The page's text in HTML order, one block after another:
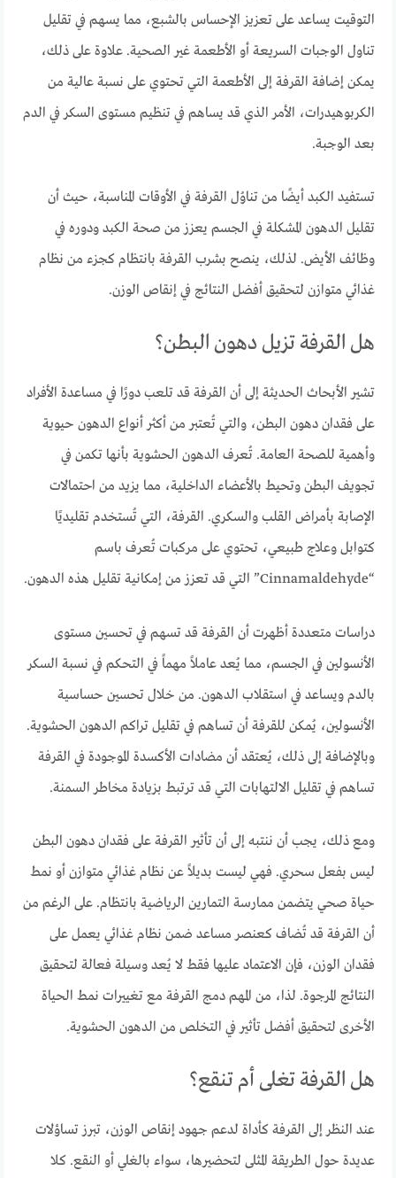
التوقيت يساعد على تعزيز الإحساس بالشبع، مما يسهم في تقليل
تناول الوجبات السريعة أو الأطعمة غير الصحية. علاوة على ذلك،
يمكن إضافة القرفة إلى الأطعمة التي تحتوي على نسبة عالية من
الكربوهيدرات، الأمر الذي قد يساهم في تنظيم مستوى السكر في الدم
بعد الوجبة.
تستفيد الكبد أيضًا من تناوُل القرفة في الأوقات المناسبة، حيث أن
تقليل الدهون المشكلة في الجسم يعزز من صحة الكبد ودوره في
وظائف الأيض. لذلك، ينصح بشرب القرفة بانتظام كجزء من نظام
غذائي متوازن لتحقيق أفضل النتائج في إنقاص الوزن.
هل القرفة تزيل دهون البطن؟
تشير الأبحاث الحديثة إلى أن القرفة قد تلعب دورًا في مساعدة الأفراد
على فقدان دهون البطن، والتي تُعتبر من أكثر أنواع الدهون حيوية
وأهمية للصحة العامة. تُعرف الدهون الحشوية بأنها تكمن في
تجويف البطن وتحيط بالأعضاء الداخلية، مما يزيد من احتمالات
الإصابة بأمراض القلب والسكري. القرفة، التي تُستخدم تقليديًا
كتوابل وعلاج طبيعي، تحتوي على مركبات تُعرف باسم
“Cinnamaldehyde” التي قد تعزز من إمكانية تقليل هذه الدهون.
دراسات متعددة أظهرت أن القرفة قد تسهم في تحسين مستوى
الأنسولين في الجسم، مما يُعد عاملاً مهماً في التحكم في نسبة السكر
بالدم ويساعد في استقلاب الدهون. من خلال تحسين حساسية
الأنسولين، يُمكن للقرفة أن تساهم في تقليل تراكم الدهون الحشوية.
وبالإضافة إلى ذلك، يُعتقد أن مضادات الأكسدة الموجودة في القرفة
تساهم في تقليل الالتهابات التي قد ترتبط بزيادة مخاطر السمنة.
ومع ذلك، يجب أن ننتبه إلى أن تأثير القرفة على فقدان دهون البطن
ليس بفعل سحري. فهي ليست بديلاً عن نظام غذائي متوازن أو نمط
حياة صحي يتضمن ممارسة التمارين الرياضية بانتظام. على الرغم من
أن القرفة قد تُضاف كعنصر مساعد ضمن نظام غذائي يعمل على
فقدان الوزن، فإن الاعتماد عليها فقط لا يُعد وسيلة فعالة لتحقيق
النتائج المرجوة. لذا، من المهم دمج القرفة مع تغييرات نمط الحياة
الأخرى لتحقيق أفضل تأثير في التخلص من الدهون الحشوية.
هل القرفة تغلى أم تنقع؟
عند النظر إلى القرفة كأداة لدعم جهود إنقاص الوزن، تبرز تساؤلات
عديدة حول الطريقة المثلى لتحضيرها، سواء بالغلي أو النقع. كلا